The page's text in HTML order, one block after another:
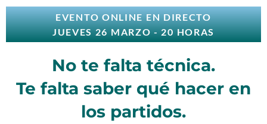
EVENTO ONLINE EN DIRECTO
JUEVES 26 MARZO - 20 HORAS
No te falta técnica.
Te falta saber qué hacer en
los partidos.